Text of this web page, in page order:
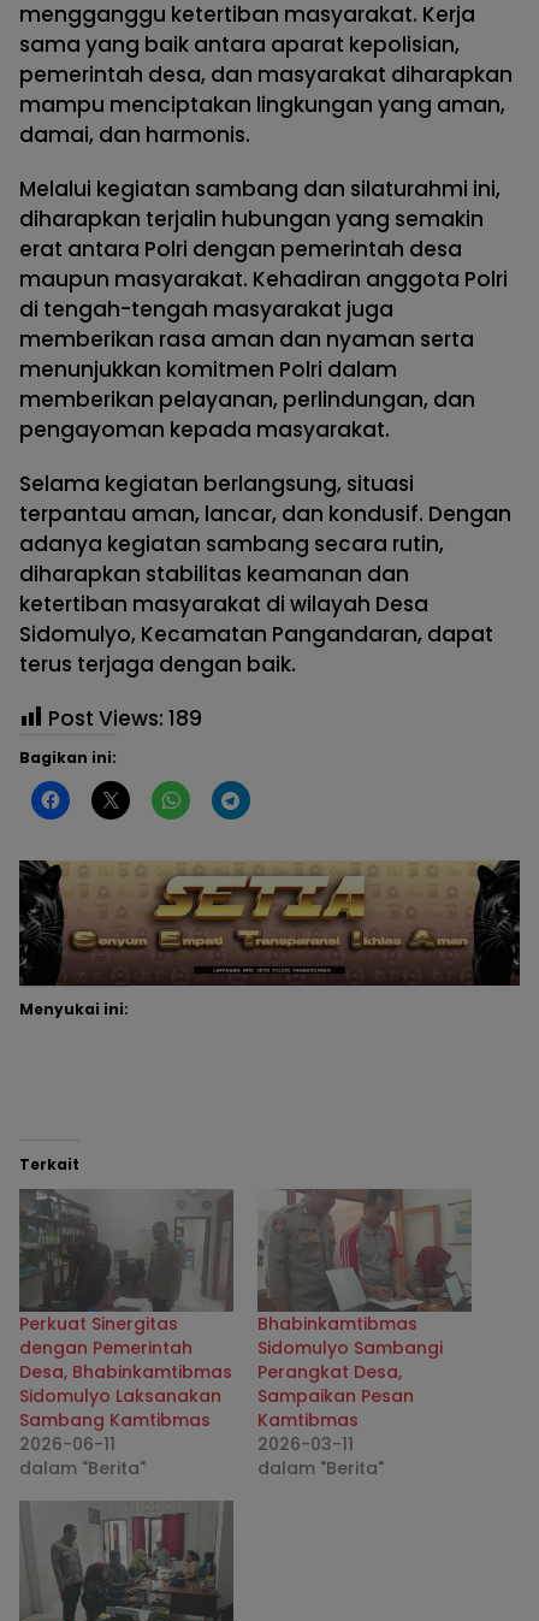
mengganggu ketertiban masyarakat. Kerja
sama yang baik antara aparat kepolisian,
pemerintah desa, dan masyarakat diharapkan
mampu menciptakan lingkungan yang aman,
damai, dan harmonis.
Melalui kegiatan sambang dan silaturahmi ini,
diharapkan terjalin hubungan yang semakin
erat antara Polri dengan pemerintah desa
maupun masyarakat. Kehadiran anggota Polri
di tengah-tengah masyarakat juga
memberikan rasa aman dan nyaman serta
menunjukkan komitmen Polri dalam
memberikan pelayanan, perlindungan, dan
pengayoman kepada masyarakat.
Selama kegiatan berlangsung, situasi
terpantau aman, lancar, dan kondusif. Dengan
adanya kegiatan sambang secara rutin,
diharapkan stabilitas keamanan dan
ketertiban masyarakat di wilayah Desa
Sidomulyo, Kecamatan Pangandaran, dapat
terus terjaga dengan baik.
Post Views: 189
Bagikan ini:
Menyukai ini:
Terkait
Perkuat Sinergitas
dengan Pemerintah
Desa, Bhabinkamtibmas
Sidomulyo Laksanakan
Sambang Kamtibmas
2026-06-11
dalam "Berita"
Bhabinkamtibmas
Sidomulyo Sambangi
Perangkat Desa,
Sampaikan Pesan
Kamtibmas
2026-03-11
dalam "Berita"